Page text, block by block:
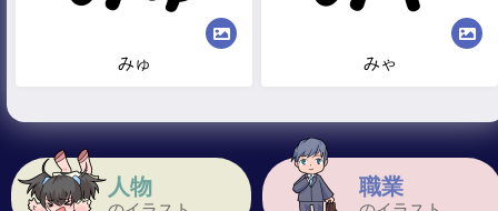
人物 職業
みゅ みゃ